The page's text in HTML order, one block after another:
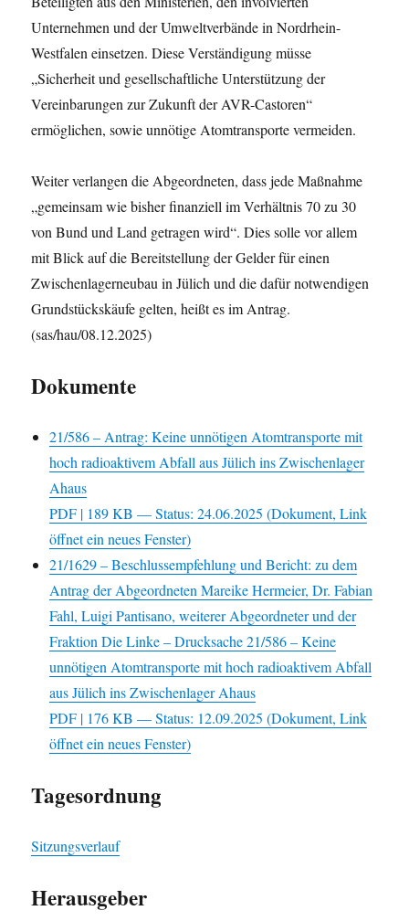
Unternehmen und der Umweltverbände in Nordrhein-
Westfalen einsetzen. Diese Verständigung müsse
„Sicherheit und gesellschaftliche Unterstützung der
Vereinbarungen zur Zukunft der AVR-Castoren“
ermöglichen, sowie unnötige Atomtransporte vermeiden.
Weiter verlangen die Abgeordneten, dass jede Maßnahme
„gemeinsam wie bisher finanziell im Verhältnis 70 zu 30
von Bund und Land getragen wird“. Dies solle vor allem
mit Blick auf die Bereitstellung der Gelder für einen
Zwischenlagerneubau in Jülich und die dafür notwendigen
Grundstückskäufe gelten, heißt es im Antrag.
(sas/hau/08.12.2025)
Dokumente
21/586 – Antrag: Keine unnötigen Atomtransporte mit
hoch radioaktivem Abfall aus Jülich ins Zwischenlager
Ahaus
PDF | 189 KB — Status: 24.06.2025 (Dokument, Link
öffnet ein neues Fenster)
21/1629 – Beschlussempfehlung und Bericht: zu dem
Antrag der Abgeordneten Mareike Hermeier, Dr. Fabian
Fahl, Luigi Pantisano, weiterer Abgeordneter und der
Fraktion Die Linke – Drucksache 21/586 – Keine
unnötigen Atomtransporte mit hoch radioaktivem Abfall
aus Jülich ins Zwischenlager Ahaus
PDF | 176 KB — Status: 12.09.2025 (Dokument, Link
öffnet ein neues Fenster)
Tagesordnung
Sitzungsverlauf
Herausgeber